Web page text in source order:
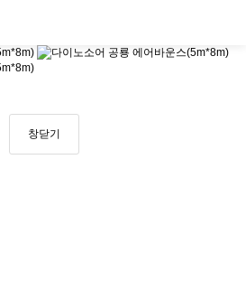
창닫기